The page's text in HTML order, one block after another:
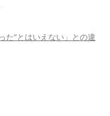
た”とはいえない」との違